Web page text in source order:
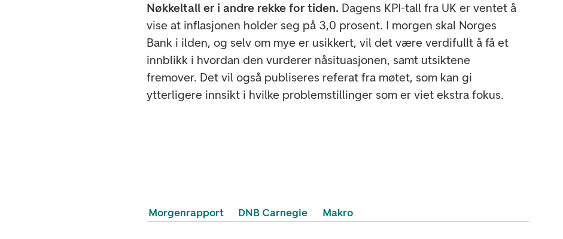
Nøkkeltall er i andre rekke for tiden. Dagens KPI-tall fra UK er ventet å
vise at inflasjonen holder seg på 3,0 prosent. I morgen skal Norges
Bank i ilden, og selv om mye er usikkert, vil det være verdifullt å få et
innblikk i hvordan den vurderer nåsituasjonen, samt utsiktene
fremover. Det vil også publiseres referat fra møtet, som kan gi
ytterligere innsikt i hvilke problemstillinger som er viet ekstra fokus.
Morgenrapport DNB Carnegie Makro